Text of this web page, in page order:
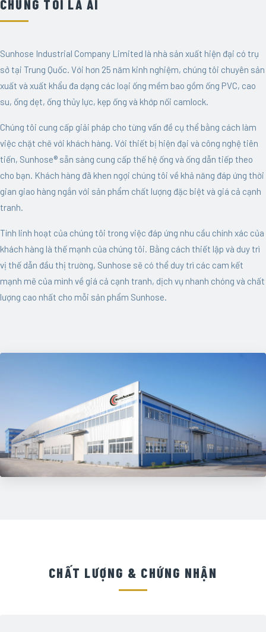
CHÚNG TÔI LÀ AI
Sunhose Industrial Company Limited là nhà sản xuất hiện đại có trụ
sở tại Trung Quốc. Với hơn 25 năm kinh nghiệm, chúng tôi chuyên sản
xuất và xuất khẩu đa dạng các loại ống mềm bao gồm ống PVC, cao
su, ống dẹt, ống thủy lực, kẹp ống và khớp nối camlock.
Chúng tôi cung cấp giải pháp cho từng vấn đề cụ thể bằng cách làm
việc chặt chẽ với khách hàng. Với thiết bị hiện đại và công nghệ tiên
tiến, Sunhose® sẵn sàng cung cấp thế hệ ống và ống dẫn tiếp theo
cho bạn. Khách hàng đã khen ngợi chúng tôi về khả năng đáp ứng thời
gian giao hàng ngắn với sản phẩm chất lượng đặc biệt và giá cả cạnh
tranh.
Tính linh hoạt của chúng tôi trong việc đáp ứng nhu cầu chính xác của
khách hàng là thế mạnh của chúng tôi. Bằng cách thiết lập và duy trì
vị thế dẫn đầu thị trường, Sunhose sẽ có thể duy trì các cam kết
mạnh mẽ của mình về giá cả cạnh tranh, dịch vụ nhanh chóng và chất
lượng cao nhất cho mỗi sản phẩm Sunhose.
CHẤT LƯỢNG & CHỨNG NHẬN